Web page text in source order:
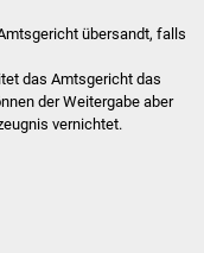
übersandt, falls
das Amtsgericht das
der Weitergabe aber
vernichtet.